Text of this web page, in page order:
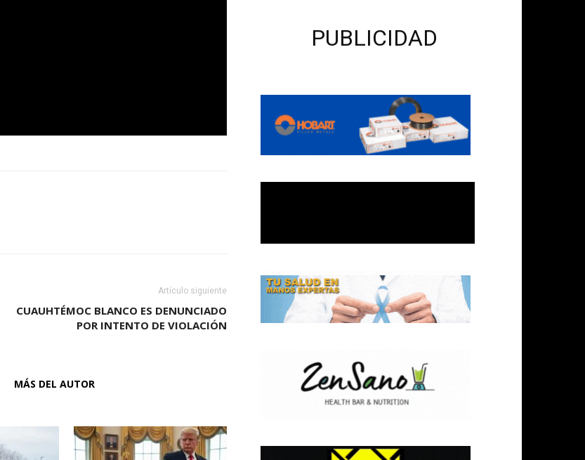
Artículo siguiente
CUAUHTÉMOC BLANCO ES DENUNCIADO
POR INTENTO DE VIOLACIÓN
MÁS DEL AUTOR
PUBLICIDAD